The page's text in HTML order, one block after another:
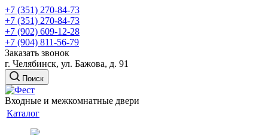
+7 (351) 270-84-73
+7 (351) 270-84-73
+7 (902) 609-12-28
+7 (904) 811-56-79
Заказать звонок
г. Челябинск, ул. Бажова, д. 91
Поиск
Входные и межкомнатные двери
Каталог